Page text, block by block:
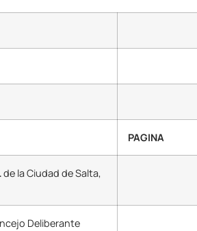
PAGINA
de la Ciudad de Salta,
Deliberante